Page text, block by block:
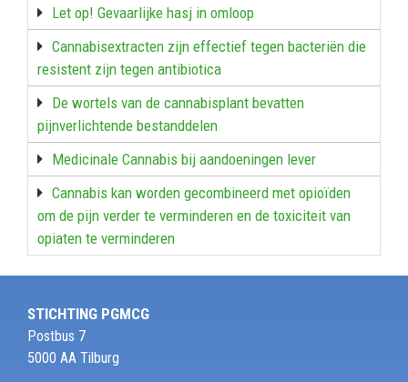
Let op! Gevaarlijke hasj in omloop
Cannabisextracten zijn effectief tegen bacteriën die
resistent zijn tegen antibiotica
De wortels van de cannabisplant bevatten
pijnverlichtende bestanddelen
Medicinale Cannabis bij aandoeningen lever
Cannabis kan worden gecombineerd met opioïden
om de pijn verder te verminderen en de toxiciteit van
opiaten te verminderen
STICHTING PGMCG
Postbus 7
5000 AA Tilburg